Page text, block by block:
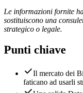
Le informazioni fornite
sostituiscono una
strategico o legale.
Punti chiave
Il mercato dei
faticano ad usarli